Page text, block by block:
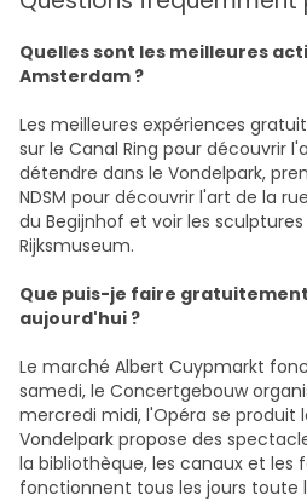
Quelles sont les meilleures
Amsterdam ?
Les meilleures expériences
sur le Canal Ring pour découvrir
détendre dans le Vondelpark,
NDSM pour découvrir l'art de la
du Begijnhof et voir les
Rijksmuseum.
Que puis-je faire
aujourd'hui ?
Le marché Albert Cuypmarkt
samedi, le Concertgebouw
mercredi midi, l'Opéra se produit
Vondelpark propose des
la bibliothèque, les canaux et les
fonctionnent tous les jours toute